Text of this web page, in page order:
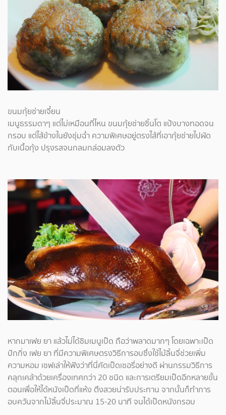
ขนมกุ้ยช่ายเจี๋ยน
เมนูธรรมดาๆ แต่ไม่เหมือนที่ไหน ขนมกุ้ยช่ายชิ้นโต แป้งบางทอดจน
กรอบ แต่ไส้ข้างในยังชุ่มฉ่ำ ความพิเศษอยู่ตรงไส้ที่เอากุ้ยช่ายไปผัด
กับเนื้อกุ้ง ปรุงรสจนกลมกล่อมลงตัว
หากมาเฟย ยา แล้วไม่ได้ชิมเมนูเป็ด ถือว่าพลาดมากๆ โดยเฉพาะเป็ด
ปักกิ่ง เฟย ยา ที่มีความพิเศษตรงวิธีการอบซึ่งใช้ไม้ลิ้นจี่ช่วยเพิ่ม
ความหอม เชฟเล่าให้ฟังว่าที่นี่คัดเป็ดเชอรี่อย่างดี ผ่านกรรมวิธีการ
คลุกเคล้าด้วยเครื่องเทศกว่า 20 ชนิด และการเตรียมเป็ดอีกหลายขั้น
ตอนเพื่อให้ได้หนังเป็ดที่แห้ง ตึงสวยน่ารับประทาน จากนั้นก็ทำการ
อบควันจากไม้ลิ้นจี่ประมาณ 15-20 นาที จนได้เป็ดหนังกรอบ